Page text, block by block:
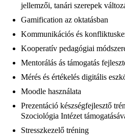
jellemzői, tanári szerepek
Gamification az oktatásban
Kommunikációs és
Kooperatív pedagógiai
Mentorálás ás támogatás
Mérés és értékelés digitális
Moodle használata
Prezentáció készségfejlesztő
Szociológia Intézet
Stresszkezelő tréning